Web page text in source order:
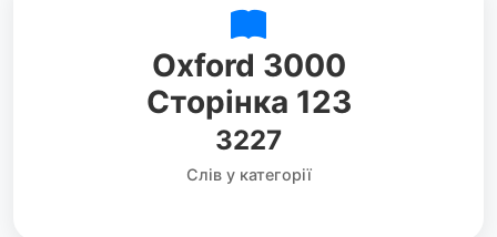
Oxford 3000
Сторінка 123
3227
Слів у категорії